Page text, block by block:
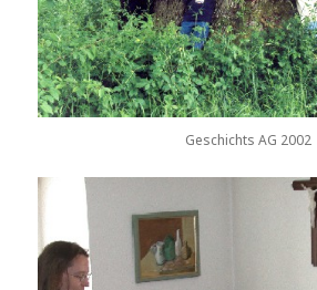
Geschichts AG 2002